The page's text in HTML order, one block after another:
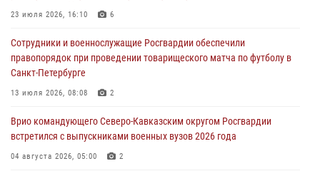
07 августа 2026, 12:00
Смольного собора в Санкт-Петербурге (видео)
07 августа 2026, 11:34 3
В Курске росгвардейцы провели занятие по основам
07 августа 2026, 11:33
Рэпер ST посетил раненых росгвардейцев в Главном военном
23 июля 2026, 16:10 6
Сотрудники и военнослужащие Росгвардии обеспечили
правопорядок при проведении товарищеского матча по футболу в
Санкт-Петербурге
13 июля 2026, 08:08 2
Врио командующего Северо-Кавказским округом Росгвардии
встретился с выпускниками военных вузов 2026 года
04 августа 2026, 05:00 2